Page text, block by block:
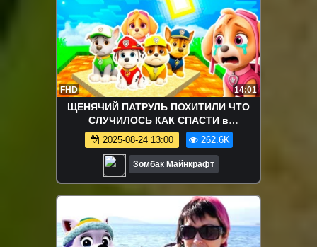
FHD 14:01
ЩЕНЯЧИЙ ПАТРУЛЬ ПОХИТИЛИ ЧТО
СЛУЧИЛОСЬ КАК СПАСТИ в
МАЙНКРАФТ
2025-08-24 13:00 262.6K
Зомбак Майнкрафт